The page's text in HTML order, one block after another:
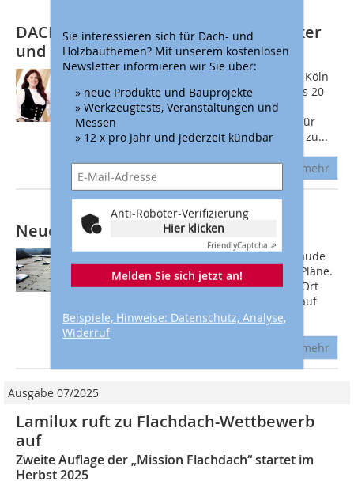
Sie interessieren sich für Dach- und
Holzbauthemen? Mit unserem kostenlosen
Newsletter informieren wir Sie über:
» neue Produkte und Bauprojekte
» Werkzeugtests, Veranstaltungen und
Messen
» 12 x pro Jahr und jederzeit kündbar
Anti-Roboter-Verifizierung
Hier klicken
FriendlyCaptcha ⇗
Melden Sie sich jetzt an!
Beispiele, Hinweise: Datenschutz, Analyse,
Widerruf
DACH+HOLZ 2022: Tipps für Dachdecker
und Dachdeckerinnen
Die DACH+HOLZ 2022 International in Köln
(5.-8. Juli) zeigt mit 330 Ausstellern aus 20
Ländern und einem umfangreichen
Rahmenprogramm, was die Branche für
Dachdecker, Zimmerer und Klempner zu...
mehr
Neuer Dachaufmaß-Service von Sita
Viele ältere und oft auch neuere Gebäude
verfügen über keine aussagefähigen Pläne.
Daher ist häufig ein Dachaufmaß vor Ort
nötig. Oft müssen Dachdecker dabei auf
das Dach steigen, um Maße...
mehr
Ausgabe 07/2025
Lamilux ruft zu Flachdach-Wettbewerb
auf
Zweite Auflage der „Mission Flachdach“ startet im
Herbst 2025